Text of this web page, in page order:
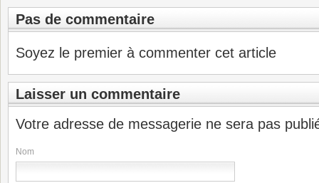
Pas de commentaire
Soyez le premier à commenter cet article
Laisser un commentaire
Votre adresse de messagerie ne sera pas
Nom